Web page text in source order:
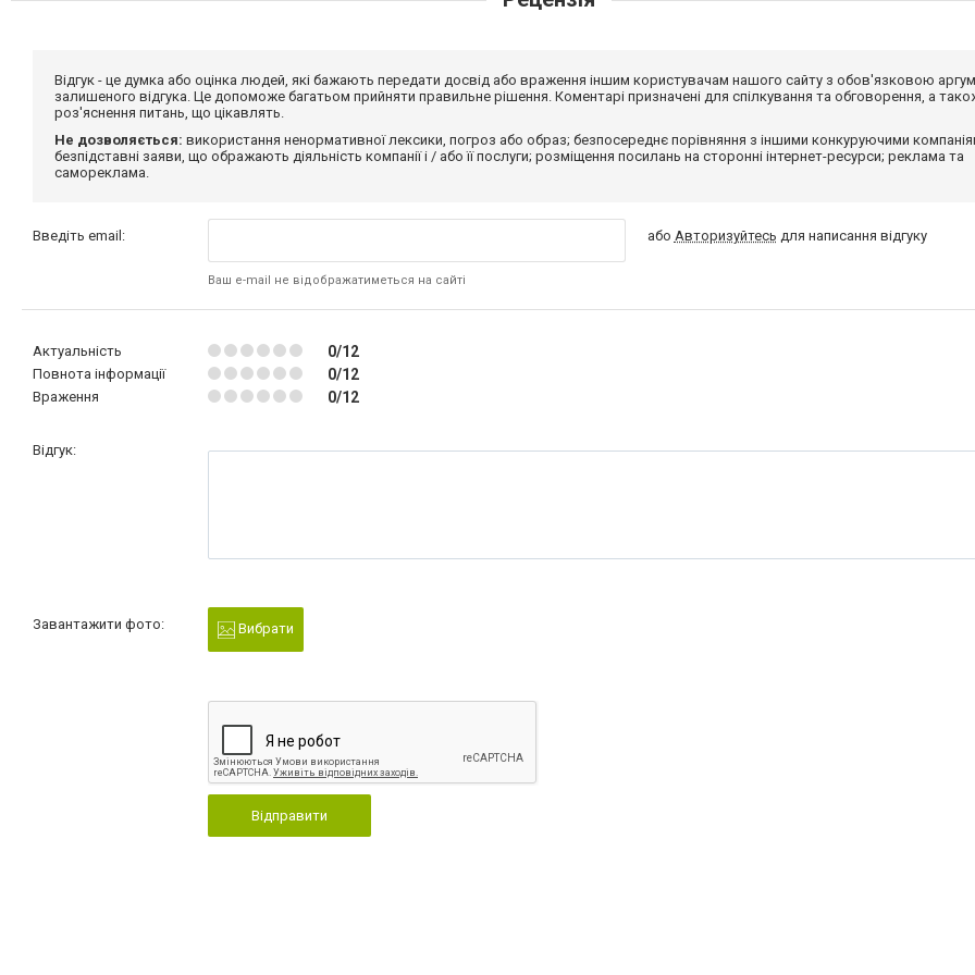
Відгук - це думка або оцінка людей, які бажають передати досвід або враження іншим користувачам нашого сайту з обов'язковою
залишеного відгука. Це допоможе багатьом прийняти правильне рішення. Коментарі призначені для спілкування та обговорення, а
роз'яснення питань, що цікавлять.
Не дозволяється: використання ненормативної лексики, погроз або образ; безпосереднє порівняння з іншими конкуруючими
безпідставні заяви, що ображають діяльність компанії і / або її послуги; розміщення посилань на сторонні інтернет-ресурси; реклама та
самореклама.
Введіть email:
Ваш e-mail не відображатиметься на сайті
або Авторизуйтесь для написання відгуку
Актуальність 0/12
Повнота інформації 0/12
Враження 0/12
Відгук:
Завантажити фото: Вибрати
Відправити